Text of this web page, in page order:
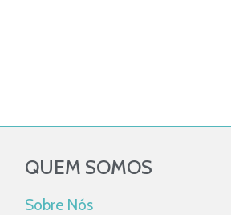
QUEM SOMOS
Sobre Nós